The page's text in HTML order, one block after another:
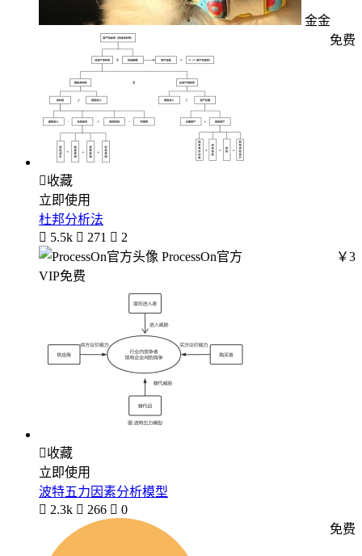
金金
免费
收藏
立即使用
杜邦分析法
 5.5k  271  2
ProcessOn官方
￥3
VIP免费
收藏
立即使用
波特五力因素分析模型
 2.3k  266  0
免费